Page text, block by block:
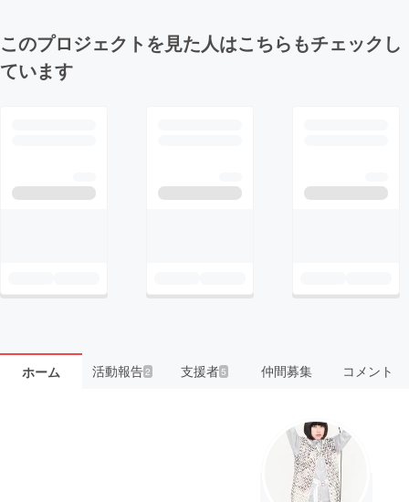
このプロジェクトを見た人はこちらもチェックし
ています
ホーム 活動報告2 支援者5 仲間募集 コメント